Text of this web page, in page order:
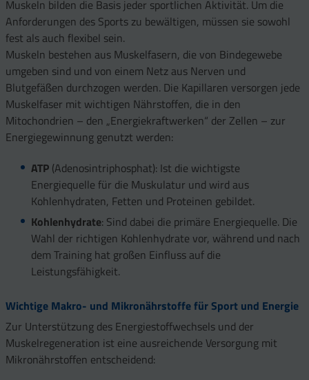
Muskeln bilden die Basis jeder sportlichen Aktivität. Um die
Anforderungen des Sports zu bewältigen, müssen sie sowohl
fest als auch flexibel sein.
Muskeln bestehen aus Muskelfasern, die von Bindegewebe
umgeben sind und von einem Netz aus Nerven und
Blutgefäßen durchzogen werden. Die Kapillaren versorgen jede
Muskelfaser mit wichtigen Nährstoffen, die in den
Mitochondrien – den „Energiekraftwerken“ der Zellen – zur
Energiegewinnung genutzt werden:
ATP (Adenosintriphosphat): Ist die wichtigste
Energiequelle für die Muskulatur und wird aus
Kohlenhydraten, Fetten und Proteinen gebildet.
Kohlenhydrate: Sind dabei die primäre Energiequelle. Die
Wahl der richtigen Kohlenhydrate vor, während und nach
dem Training hat großen Einfluss auf die
Leistungsfähigkeit.
Wichtige Makro- und Mikronährstoffe für Sport und Energie
Zur Unterstützung des Energiestoffwechsels und der
Muskelregeneration ist eine ausreichende Versorgung mit
Mikronährstoffen entscheidend: